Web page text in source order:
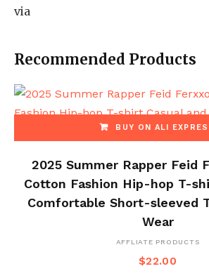
via
Recommended Products
BUY ON ALI
2025 Summer Rapper Feid
Cotton Fashion Hip-hop T-
Comfortable Short-sleeved
Wear
AFFLIATE PRODUCTS
$22.00